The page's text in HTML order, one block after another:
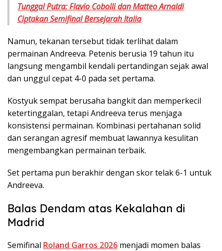
Tunggal Putra: Flavio Cobolli dan Matteo Arnaldi
Ciptakan Semifinal Bersejarah Italia
Namun, tekanan tersebut tidak terlihat dalam
permainan Andreeva. Petenis berusia 19 tahun itu
langsung mengambil kendali pertandingan sejak awal
dan unggul cepat 4-0 pada set pertama.
Kostyuk sempat berusaha bangkit dan memperkecil
ketertinggalan, tetapi Andreeva terus menjaga
konsistensi permainan. Kombinasi pertahanan solid
dan serangan agresif membuat lawannya kesulitan
mengembangkan permainan terbaik.
Set pertama pun berakhir dengan skor telak 6-1 untuk
Andreeva.
Balas Dendam atas Kekalahan di
Madrid
Semifinal Roland Garros 2026 menjadi momen balas